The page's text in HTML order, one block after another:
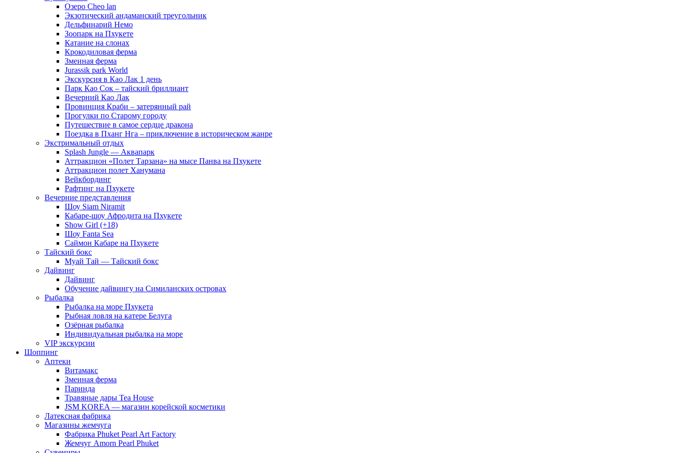
Озеро Cheo lan
Экзотический андаманский треугольник
Дельфинарий Немо
Зоопарк на Пхукете
Катание на слонах
Крокодиловая ферма
Змеиная ферма
Jurassik park World
Экскурсия в Као Лак 1 день
Парк Као Сок – тайский бриллиант
Вечерний Као Лак
Провинция Краби – затерянный рай
Прогулки по Старому городу
Путешествие в самое сердце дракона
Поездка в Пханг Нга – приключение в историческом жанре
Экстримальный отдых
Splash Jungle — Аквапарк
Аттракцион «Полет Тарзана» на мысе Панва на Пхукете
Аттракцион полет Ханумана
Вейкбординг
Рафтинг на Пхукете
Вечерние представления
Шоу Siam Niramit
Кабаре-шоу Афродита на Пхукете
Show Girl (+18)
Шоу Fanta Sea
Саймон Кабаре на Пхукете
Тайский бокс
Муай Тай — Тайский бокс
Дайвинг
Дайвинг
Обучение дайвингу на Симиланских островах
Рыбалка
Рыбалка на море Пхукета
Рыбная ловля на катере Белуга
Озёрная рыбалка
Индивидуальная рыбалка на море
VIP экскурсии
Шоппинг
Аптеки
Витамакс
Змеиная ферма
Паринда
Травяные дары Tea House
JSM KOREA — магазин корейской косметики
Латексная фабрика
Магазины жемчуга
Фабрика Phuket Pearl Art Factory
Жемчуг Amorn Pearl Phuket